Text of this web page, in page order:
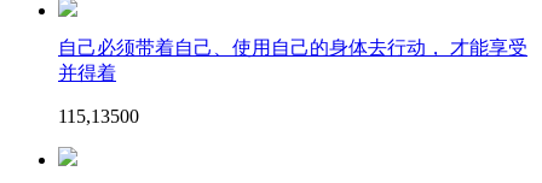
自己必须带着自己、使用自己的身体去行动， 才能享受
并得着
115,13500